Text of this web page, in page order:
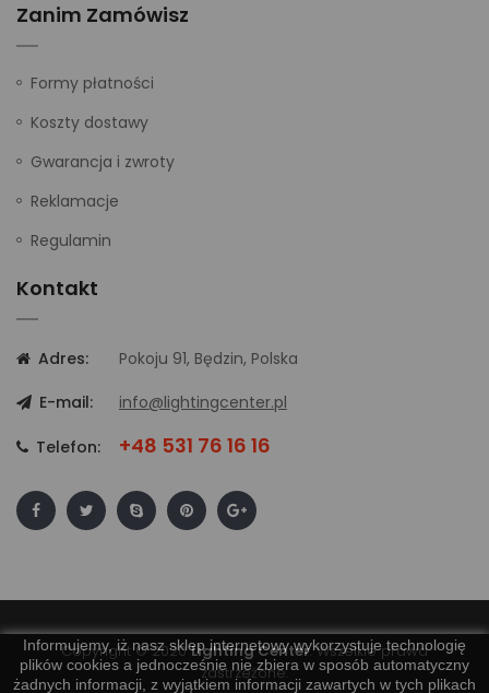
Informujemy, iż nasz sklep internetowy wykorzystuje technologię
plików cookies a jednocześnie nie zbiera w sposób automatyczny
żadnych informacji, z wyjątkiem informacji zawartych w tych plikach
Zanim Zamówisz
Formy płatności
Koszty dostawy
Gwarancja i zwroty
Reklamacje
Regulamin
Kontakt
Adres:
Pokoju 91, Będzin, Polska
E-mail:
info@lightingcenter.pl
Telefon: +48 531 76 16 16
Copyright © 2020Lighting Center. Wszelkie prawa
zastrzeżone.